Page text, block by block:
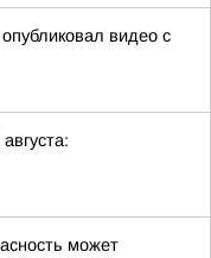
видео с
может